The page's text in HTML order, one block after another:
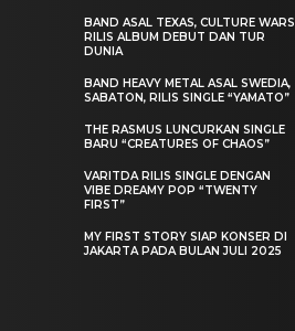
BAND ASAL TEXAS, CULTURE WARS
RILIS ALBUM DEBUT DAN TUR
DUNIA
BAND HEAVY METAL ASAL SWEDIA,
SABATON, RILIS SINGLE “YAMATO”
THE RASMUS LUNCURKAN SINGLE
BARU “CREATURES OF CHAOS”
VARITDA RILIS SINGLE DENGAN
VIBE DREAMY POP “TWENTY
FIRST”
MY FIRST STORY SIAP KONSER DI
JAKARTA PADA BULAN JULI 2025